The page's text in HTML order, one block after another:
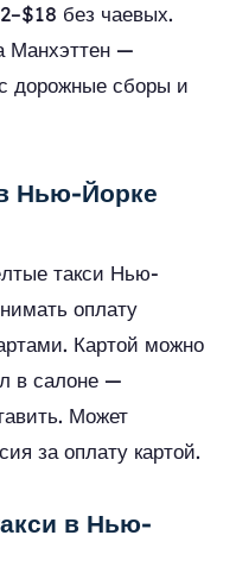
без чаевых.
Манхэттен —
дорожные сборы и
Нью-Йорке
такси Нью-
оплату
Картой можно
в салоне —
Может
за оплату картой.
в Нью-